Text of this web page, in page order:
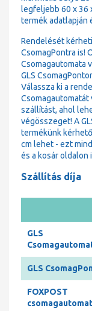
legfeljebb 60 x 36
termék adatlapján
Rendelését kérheti
CsomagPontra is!
Csomagautomata
GLS
Válassza ki a
Csomagautomatát
szállítást, ahol
végösszeget! A
termékünk
cm lehet - ezt
és a kosár oldalon
Szállítás díja
GLS
GLS
FOXPOST